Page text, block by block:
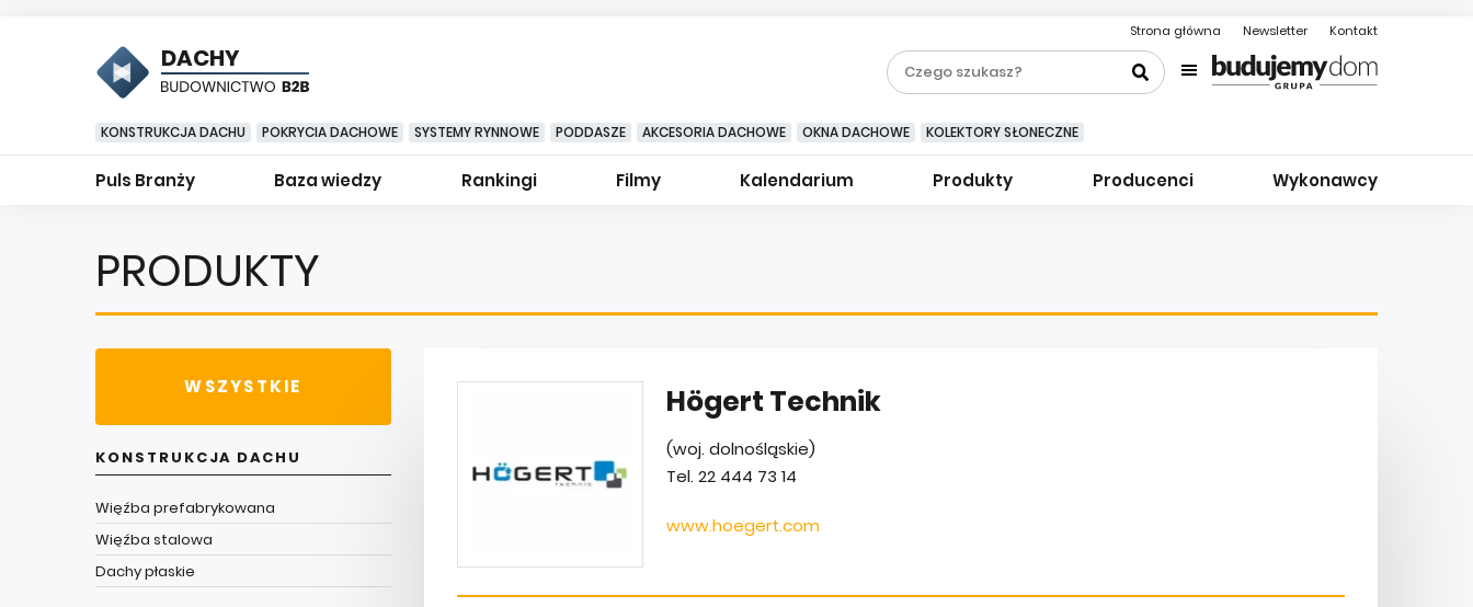
Strona główna Newsletter Kontakt
DACHY
KONSTRUKCJA DACHU POKRYCIA DACHOWE SYSTEMY RYNNOWE PODDASZE AKCESORIA DACHOWE OKNA DACHOWE KOLEKTORY SŁONECZNE
Puls Branży Baza wiedzy Rankingi Filmy Kalendarium Produkty Producenci Wykonawcy
PRODUKTY
WSZYSTKIE
KONSTRUKCJA DACHU
Więźba prefabrykowana
Więźba stalowa
Dachy płaskie
Högert Technik
(woj. dolnośląskie)
Tel. 22 444 73 14
www.hoegert.com